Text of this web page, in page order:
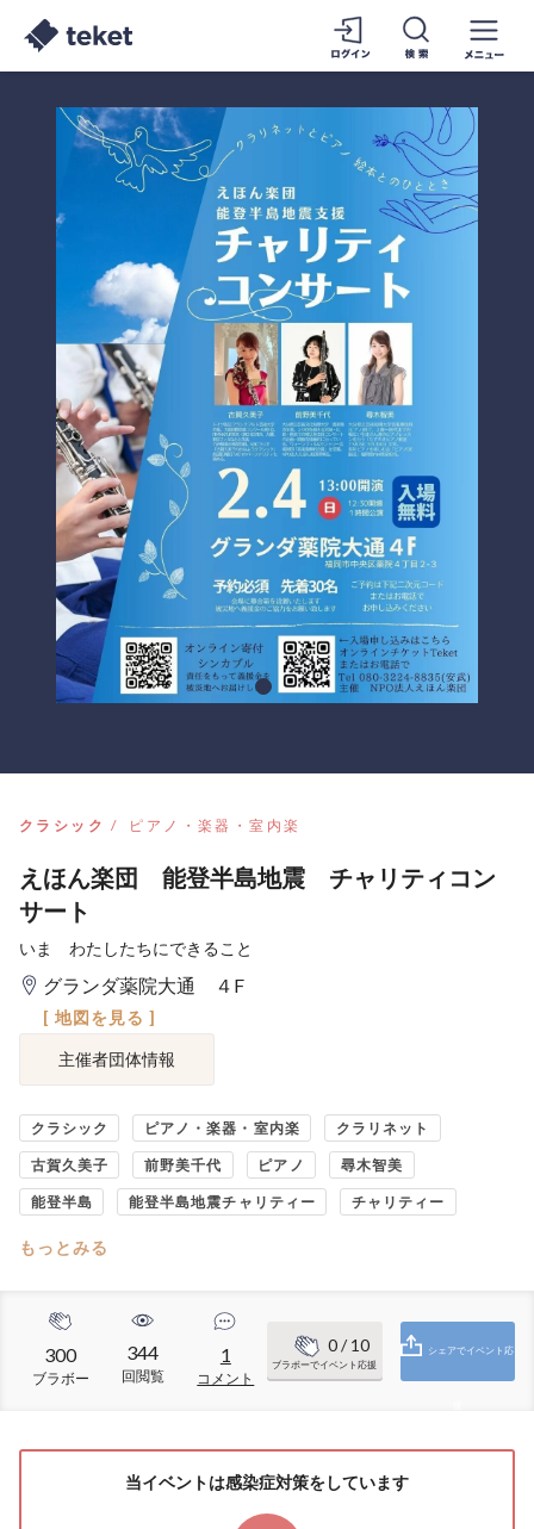
クラシック ピアノ・楽器・室内楽
えほん楽団 能登半島地震 チャリティコン
サート
いま わたしたちにできること
グランダ薬院大通 ４F
[ 地図を見る ]
主催者団体情報
クラシック ピアノ・楽器・室内楽 クラリネット
古賀久美子 前野美千代 ピアノ 尋木智美
能登半島 能登半島地震チャリティー チャリティー
もっとみる
300
ブラボー
344
回閲覧
1
コメント
0/ 10
ブラボーでイベント応援
シェアでイベント応
当イベントは感染症対策をしています